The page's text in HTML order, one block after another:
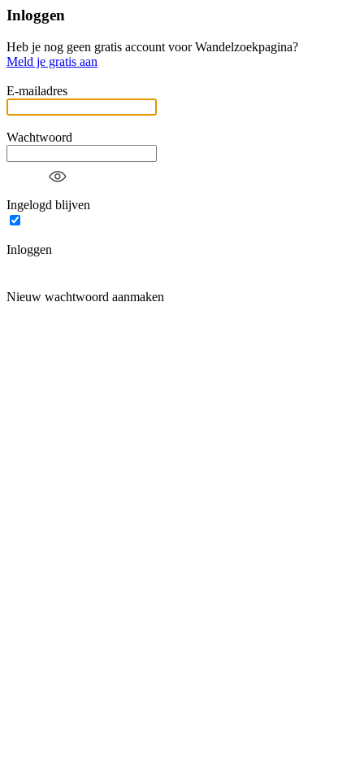
Inloggen
Heb je nog geen gratis account voor Wandelzoekpagina?
Meld je gratis aan
E-mailadres
Wachtwoord
Ingelogd blijven
Inloggen
Nieuw wachtwoord aanmaken